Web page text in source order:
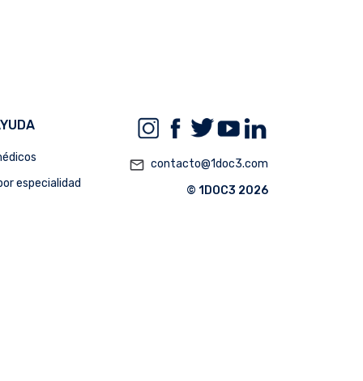
especialidad
mail_outline contacto@1doc3.com
© 1DOC3 2026